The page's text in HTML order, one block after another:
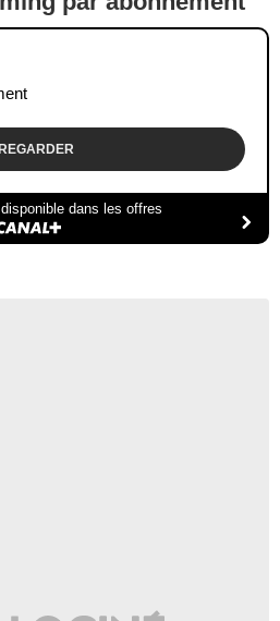
REGARDER
dans les offres